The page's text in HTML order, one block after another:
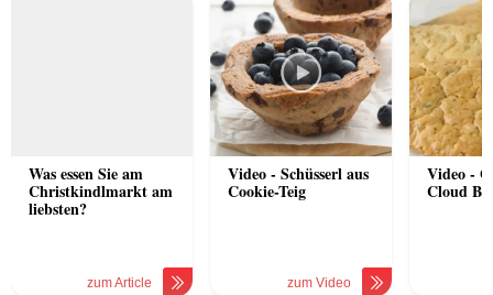
Was essen Sie am
Christkindlmarkt am
liebsten?
zum Article
Video - Schüsserl aus
Cookie-Teig
zum Video
Video -
Cloud